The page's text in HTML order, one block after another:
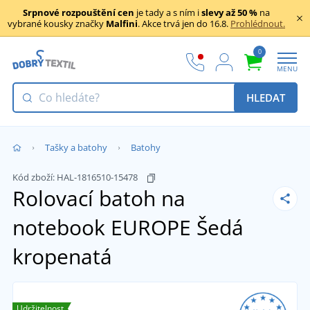
Srpnové rozpouštění cen je tady a s ním islevy až 50 % na
vybrané kousky značky Malfini. Akce trvá jen do 16.8. Prohlédnout.
0
MENU
HLEDAT
Tašky a batohy Batohy
Kód zboží: HAL-1816510-15478
Rolovací batoh na
notebook EUROPE Šedá
kropenatá